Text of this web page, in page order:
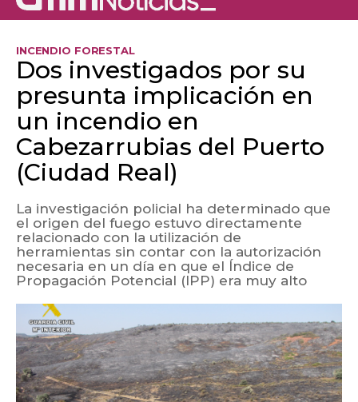
INCENDIO FORESTAL
Dos investigados por su
presunta implicación en
un incendio en
Cabezarrubias del Puerto
(Ciudad Real)
La investigación policial ha determinado que
el origen del fuego estuvo directamente
relacionado con la utilización de
herramientas sin contar con la autorización
necesaria en un día en que el Índice de
Propagación Potencial (IPP) era muy alto